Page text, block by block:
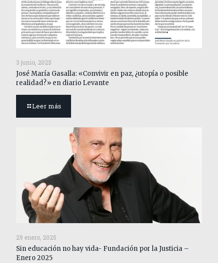
3 junio, 2025
José María Gasalla: «Convivir en paz, ¿utopía o posible
realidad?» en diario Levante
Leer más
29 enero, 2025
Sin educación no hay vida- Fundación por la Justicia –
Enero 2025